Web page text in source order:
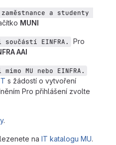
a studenty
MUNI
EINFRA.
Pro
AAI
MU nebo EINFRA.
s žádostí o vytvoření
Pro přihlášení zvolte
.
na IT katalogu MU.